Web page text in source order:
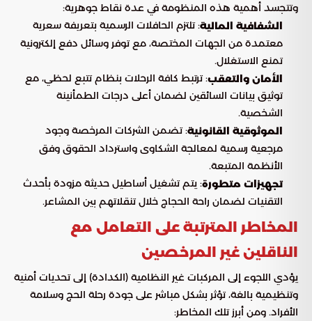
وتتجسد أهمية هذه المنظومة في عدة نقاط جوهرية:
الشفافية المالية: تلتزم الحافلات الرسمية بتعريفة سعرية
معتمدة من الجهات المختصة، مع توفر وسائل دفع إلكترونية
تمنع الاستغلال.
الأمان والتعقب: ترتبط كافة الرحلات بنظام تتبع لحظي، مع
توثيق بيانات السائقين لضمان أعلى درجات الطمأنينة
الشخصية.
الموثوقية القانونية: تضمن الشركات المرخصة وجود
مرجعية رسمية لمعالجة الشكاوى واسترداد الحقوق وفق
الأنظمة المتبعة.
تجهيزات متطورة: يتم تشغيل أساطيل حديثة مزودة بأحدث
التقنيات لضمان راحة الحجاج خلال تنقلاتهم بين المشاعر.
المخاطر المترتبة على التعامل مع
الناقلين غير المرخصين
يؤدي اللجوء إلى المركبات غير النظامية (الكدادة) إلى تحديات أمنية
وتنظيمية بالغة، تؤثر بشكل مباشر على جودة رحلة الحج وسلامة
الأفراد. ومن أبرز تلك المخاطر: